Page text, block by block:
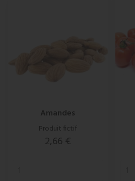
Amandes
Produit fictif
Prix
2,66 €